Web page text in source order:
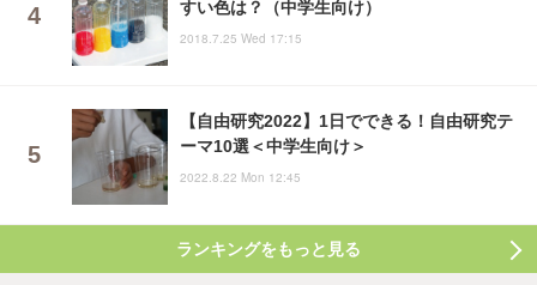
すい色は？（中学生向け）
2018.7.25 Wed 17:15
【自由研究2022】1日でできる！自由研究テ
ーマ10選＜中学生向け＞
2022.8.22 Mon 12:45
ランキングをもっと見る